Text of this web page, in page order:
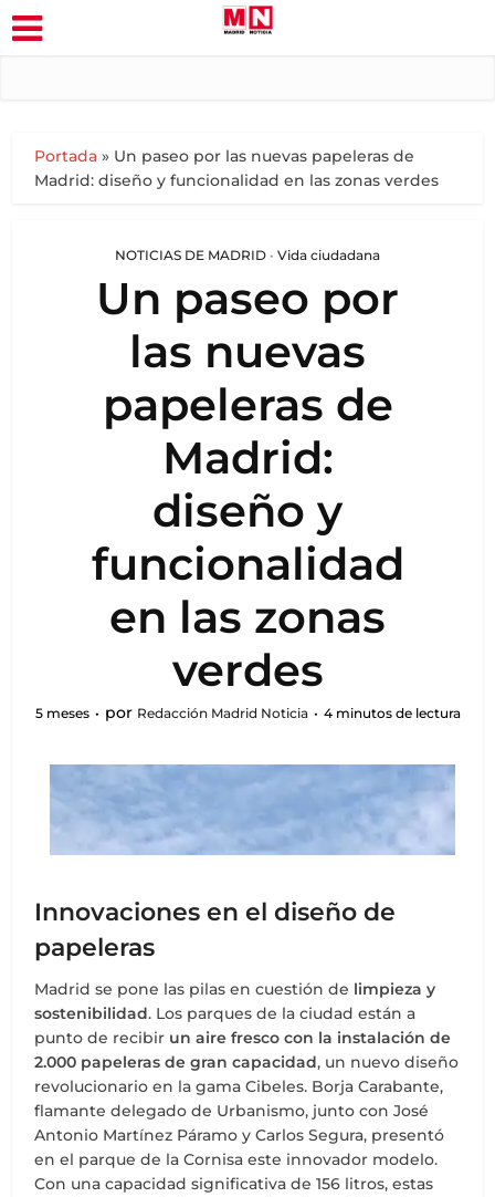
Portada » Un paseo por las nuevas papeleras de
Madrid: diseño y funcionalidad en las zonas verdes
NOTICIAS DE MADRID • Vida ciudadana
Un paseo por
las nuevas
papeleras de
Madrid:
diseño y
funcionalidad
en las zonas
verdes
5 meses por Redacción Madrid Noticia 4 minutos de lectura
Innovaciones en el diseño de
papeleras
Madrid se pone las pilas en cuestión de limpieza y
sostenibilidad. Los parques de la ciudad están a
punto de recibir un aire fresco con la instalación de
2.000 papeleras de gran capacidad, un nuevo diseño
revolucionario en la gama Cibeles. Borja Carabante,
flamante delegado de Urbanismo, junto con José
Antonio Martínez Páramo y Carlos Segura, presentó
en el parque de la Cornisa este innovador modelo.
Con una capacidad significativa de 156 litros, estas